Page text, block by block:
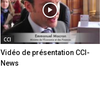
CCI
Vidéo de présentation CCI-
News